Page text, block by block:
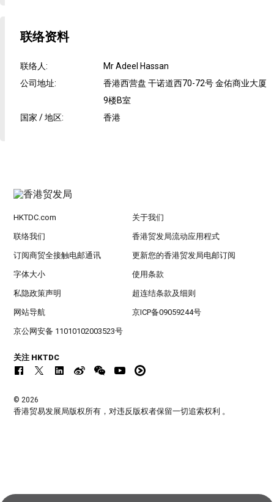
联络资料
联络人:
Mr Adeel Hassan
公司地址:
香港西营盘 干诺道西70-72号 金佑商业大厦
9楼B室
国家 / 地区: 香港
HKTDC.com 关于我们
联络我们 香港贸发局流动应用程式
订阅商贸全接触电邮通讯 更新您的香港贸发局电邮订阅
字体大小 使用条款
私隐政策声明 超连结条款及细则
网站导航 京ICP备09059244号
京公网安备 11010102003523号
关注 HKTDC
© 2026
香港贸易发展局版权所有，对违反版权者保留一切追索权利 。